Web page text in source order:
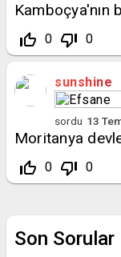
Kamboçya'nın
thumb_up_off_alt 0 thumb_down_off_alt 0
sunshine
sordu 13
Moritanya
thumb_up_off_alt 0 thumb_down_off_alt 0
Son Sorular